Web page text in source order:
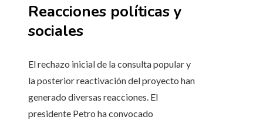
Reacciones políticas y
sociales
El rechazo inicial de la consulta popular y
la posterior reactivación del proyecto han
generado diversas reacciones. El
presidente Petro ha convocado